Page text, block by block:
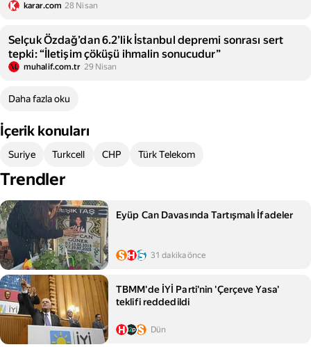
karar.com 28 Nisan
Selçuk Özdağ’dan 6.2’lik İstanbul depremi sonrası sert
tepki: “İletişim çöküşü ihmalin sonucudur”
muhalif.com.tr 29 Nisan
Daha fazla oku
İçerik konuları
Suriye Turkcell CHP Türk Telekom
Trendler
Eyüp Can Davasında Tartışmalı İfadeler
31 dakika önce
TBMM'de İYİ Parti'nin 'Çerçeve Yasa'
teklifi reddedildi
Dün